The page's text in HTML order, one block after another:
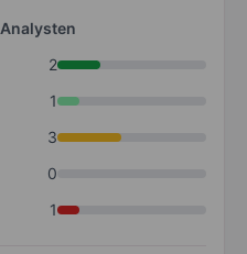
Analysten
2
1
3
0
1